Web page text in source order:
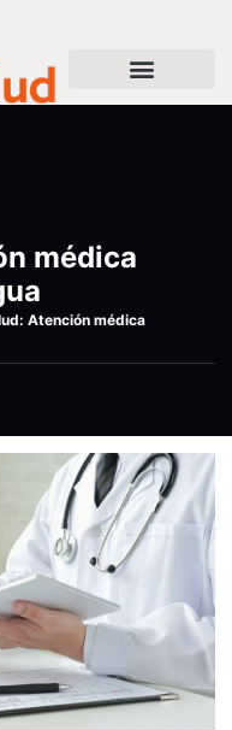
médica
Atención médica